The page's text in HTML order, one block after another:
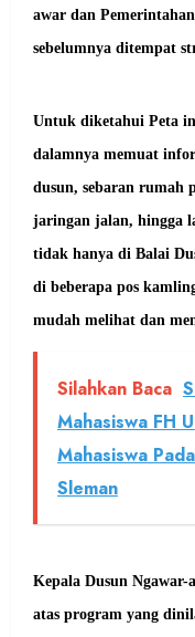
awar dan
sebelumnya ditempat
Untuk diketahui Peta
dalamnya memuat
dusun, sebaran rumah
jaringan jalan, hingga
tidak hanya di Balai
di beberapa pos
mudah melihat dan
Silahkan Baca
Mahasiswa FH
Mahasiswa
Sleman
Kepala Dusun Ngawar-
atas program yang